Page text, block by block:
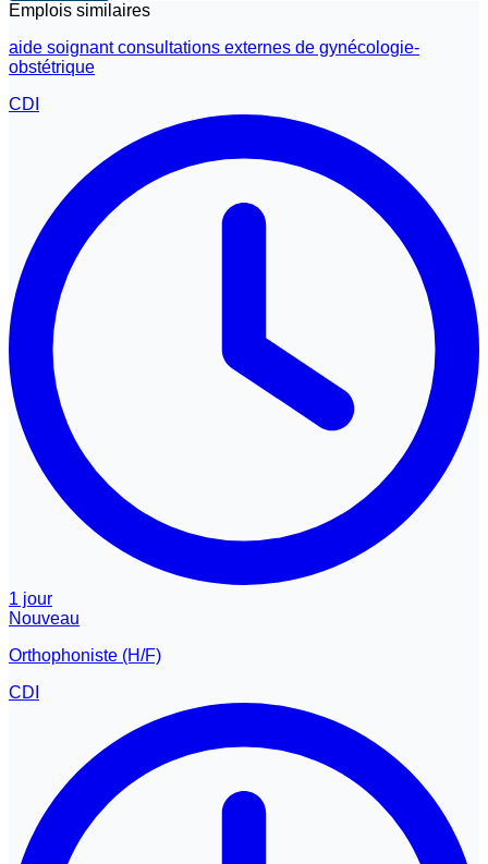
Emplois similaires
aide soignant consultations externes de gynécologie-
obstétrique
CDI
1 jour
Nouveau
Orthophoniste (H/F)
CDI